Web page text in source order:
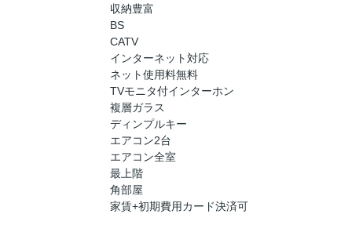
収納豊富
BS
CATV
インターネット対応
ネット使用料無料
TVモニタ付インターホン
複層ガラス
ディンプルキー
エアコン2台
エアコン全室
最上階
角部屋
家賃+初期費用カード決済可